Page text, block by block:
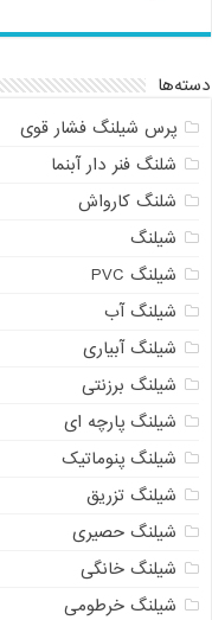
دسته‌ها
پرس شیلنگ فشار قوی
شلنگ فنر دار آبنما
شلنگ کارواش
شیلنگ
شیلنگ PVC
شیلنگ آب
شیلنگ آبیاری
شیلنگ برزنتی
شیلنگ پارچه ای
شیلنگ پنوماتیک
شیلنگ تزریق
شیلنگ حصیری
شیلنگ خانگی
شیلنگ خرطومی